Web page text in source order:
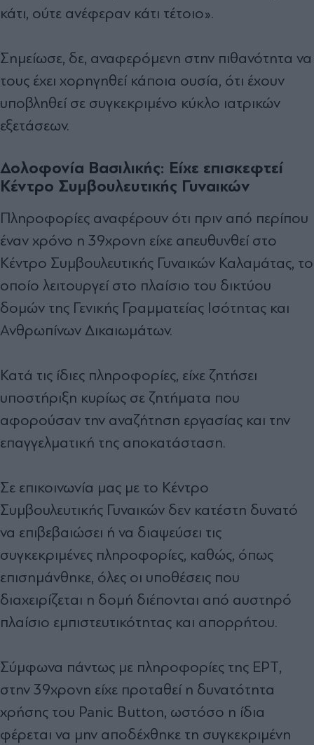
κάτι, ούτε ανέφεραν κάτι τέτοιο».
Σημείωσε, δε, αναφερόμενη στην πιθανότητα να
τους έχει χορηγηθεί κάποια ουσία, ότι έχουν
υποβληθεί σε συγκεκριμένο κύκλο ιατρικών
εξετάσεων.
Δολοφονία Βασιλικής: Είχε επισκεφτεί
Κέντρο Συμβουλευτικής Γυναικών
Πληροφορίες αναφέρουν ότι πριν από περίπου
έναν χρόνο η 39χρονη είχε απευθυνθεί στο
Κέντρο Συμβουλευτικής Γυναικών Καλαμάτας, το
οποίο λειτουργεί στο πλαίσιο του δικτύου
δομών της Γενικής Γραμματείας Ισότητας και
Ανθρωπίνων Δικαιωμάτων.
Κατά τις ίδιες πληροφορίες, είχε ζητήσει
υποστήριξη κυρίως σε ζητήματα που
αφορούσαν την αναζήτηση εργασίας και την
επαγγελματική της αποκατάσταση.
Σε επικοινωνία μας με το Κέντρο
Συμβουλευτικής Γυναικών δεν κατέστη δυνατό
να επιβεβαιώσει ή να διαψεύσει τις
συγκεκριμένες πληροφορίες, καθώς, όπως
επισημάνθηκε, όλες οι υποθέσεις που
διαχειρίζεται η δομή διέπονται από αυστηρό
πλαίσιο εμπιστευτικότητας και απορρήτου.
Σύμφωνα πάντως με πληροφορίες της ΕΡΤ,
στην 39χρονη είχε προταθεί η δυνατότητα
χρήσης του Panic Button, ωστόσο η ίδια
φέρεται να μην αποδέχθηκε τη συγκεκριμένη